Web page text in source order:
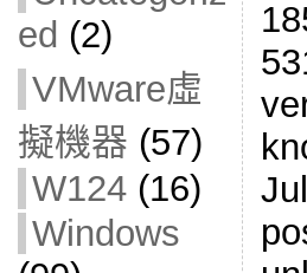
ed (2)
VMware虛
擬機器 (57)
W124(16)
Windows